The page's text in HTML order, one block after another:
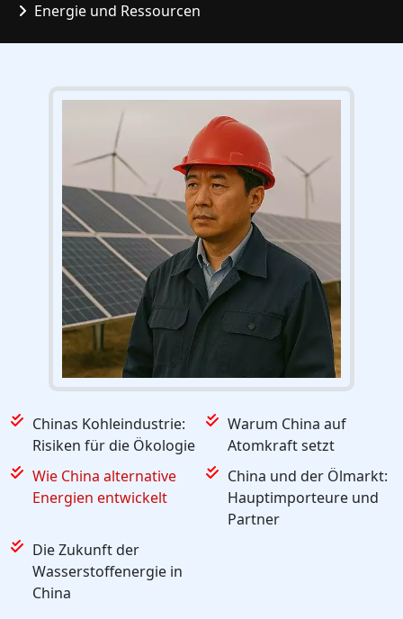
Energie und Ressourcen
Chinas Kohleindustrie:
Risiken für die Ökologie
Warum China auf
Atomkraft setzt
Wie China alternative
Energien entwickelt
China und der Ölmarkt:
Hauptimporteure und
Partner
Die Zukunft der
Wasserstoffenergie in
China